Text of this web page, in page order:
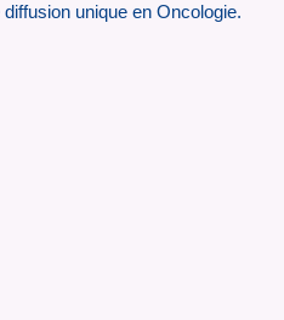
unique en Oncologie.